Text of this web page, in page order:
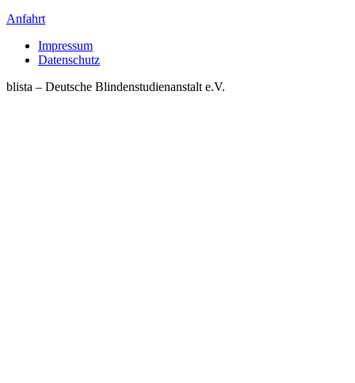
Anfahrt
Impressum
Datenschutz
blista – Deutsche Blindenstudienanstalt e.V.